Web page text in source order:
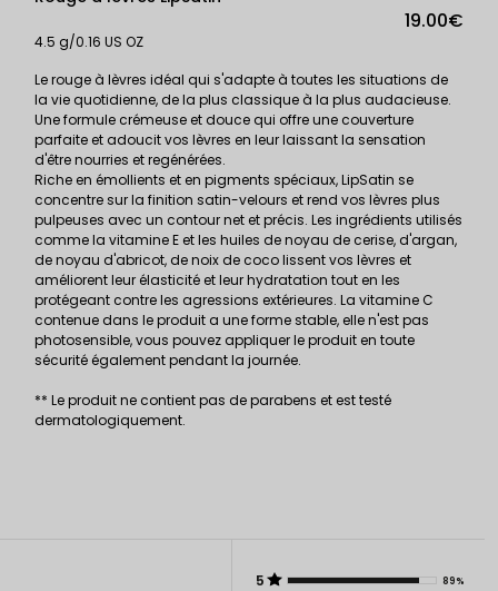
19.00€
4.5 g/0.16 US OZ
Le rouge à lèvres idéal qui s'adapte à toutes les situations de
la vie quotidienne, de la plus classique à la plus audacieuse.
Une formule crémeuse et douce qui offre une couverture
parfaite et adoucit vos lèvres en leur laissant la sensation
d'être nourries et regénérées.
Riche en émollients et en pigments spéciaux, LipSatin se
concentre sur la finition satin-velours et rend vos lèvres plus
pulpeuses avec un contour net et précis. Les ingrédients utilisés
comme la vitamine E et les huiles de noyau de cerise, d'argan,
de noyau d'abricot, de noix de coco lissent vos lèvres et
améliorent leur élasticité et leur hydratation tout en les
protégeant contre les agressions extérieures. La vitamine C
contenue dans le produit a une forme stable, elle n'est pas
photosensible, vous pouvez appliquer le produit en toute
sécurité également pendant la journée.
** Le produit ne contient pas de parabens et est testé
dermatologiquement.
5 89%